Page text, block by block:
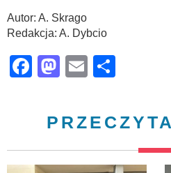
Autor: A. Skrago
Redakcja: A. Dybcio
Facebook
Mastodon
Email